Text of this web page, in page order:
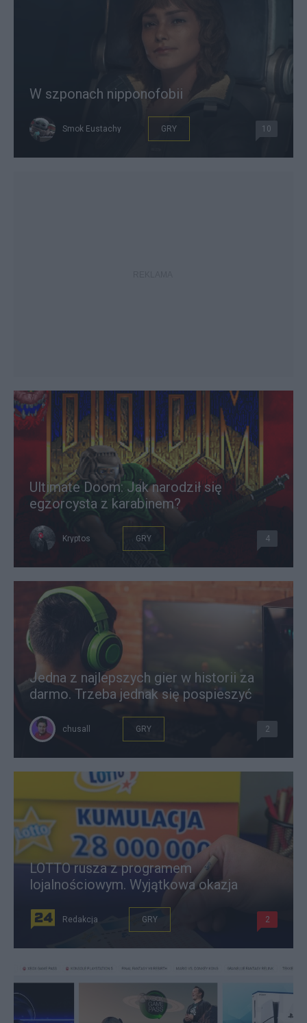
W szponach nipponofobii
Smok Eustachy GRY 10
Ultimate Doom: Jak narodził się
egzorcysta z karabinem?
Kryptos GRY 4
Jedna z najlepszych gier w historii za
darmo. Trzeba jednak się pospieszyć
chusall GRY 2
LOTTO rusza z programem
lojalnościowym. Wyjątkowa okazja
Redakcja GRY 2